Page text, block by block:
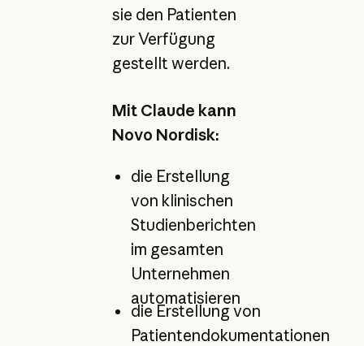
sie den Patienten
zur Verfügung
gestellt werden.
Mit Claude kann
Novo Nordisk:
die Erstellung
von klinischen
Studienberichten
im gesamten
Unternehmen
automatisieren
die Erstellung von
Patientendokumentationen